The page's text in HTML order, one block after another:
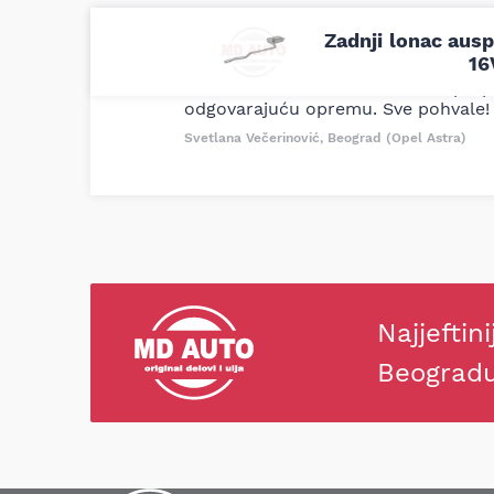
Zadnji lonac
Uporedila sam sve moguće online
definitivno najbolje cene su ovde.
odgovarajuću opremu. Sve pohvale!
Svetlana Večerinović, Beograd (Opel Astra)